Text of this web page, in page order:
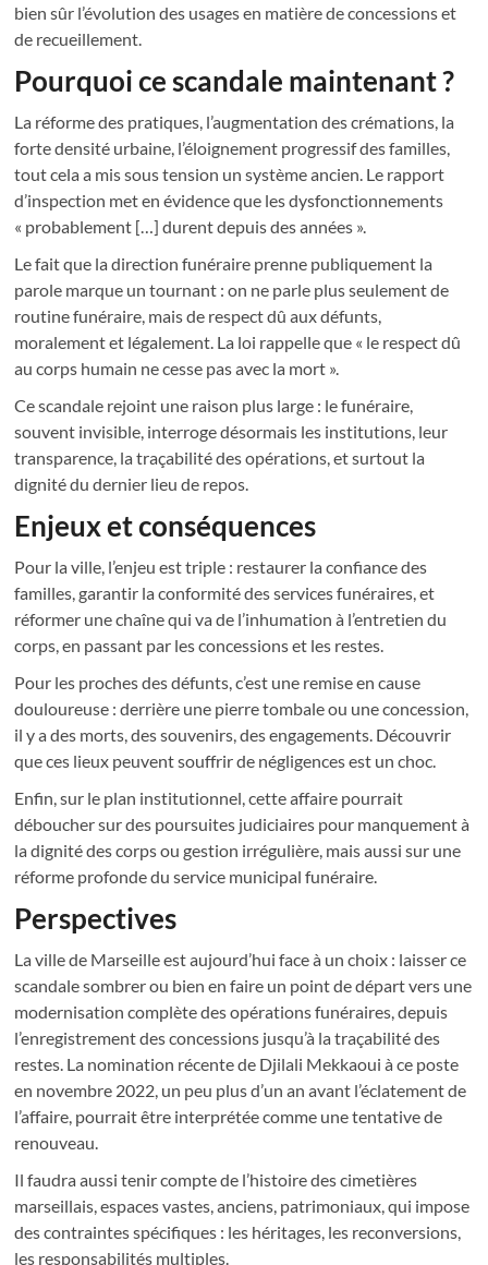
bien sûr l’évolution des usages en matière de concessions et
de recueillement.
Pourquoi ce scandale maintenant ?
La réforme des pratiques, l’augmentation des crémations, la
forte densité urbaine, l’éloignement progressif des familles,
tout cela a mis sous tension un système ancien. Le rapport
d’inspection met en évidence que les dysfonctionnements
« probablement […] durent depuis des années ».
Le fait que la direction funéraire prenne publiquement la
parole marque un tournant : on ne parle plus seulement de
routine funéraire, mais de respect dû aux défunts,
moralement et légalement. La loi rappelle que « le respect dû
au corps humain ne cesse pas avec la mort ».
Ce scandale rejoint une raison plus large : le funéraire,
souvent invisible, interroge désormais les institutions, leur
transparence, la traçabilité des opérations, et surtout la
dignité du dernier lieu de repos.
Enjeux et conséquences
Pour la ville, l’enjeu est triple : restaurer la confiance des
familles, garantir la conformité des services funéraires, et
réformer une chaîne qui va de l’inhumation à l’entretien du
corps, en passant par les concessions et les restes.
Pour les proches des défunts, c’est une remise en cause
douloureuse : derrière une pierre tombale ou une concession,
il y a des morts, des souvenirs, des engagements. Découvrir
que ces lieux peuvent souffrir de négligences est un choc.
Enfin, sur le plan institutionnel, cette affaire pourrait
déboucher sur des poursuites judiciaires pour manquement à
la dignité des corps ou gestion irrégulière, mais aussi sur une
réforme profonde du service municipal funéraire.
Perspectives
La ville de Marseille est aujourd’hui face à un choix : laisser ce
scandale sombrer ou bien en faire un point de départ vers une
modernisation complète des opérations funéraires, depuis
l’enregistrement des concessions jusqu’à la traçabilité des
restes. La nomination récente de Djilali Mekkaoui à ce poste
en novembre 2022, un peu plus d’un an avant l’éclatement de
l’affaire, pourrait être interprétée comme une tentative de
renouveau.
Il faudra aussi tenir compte de l’histoire des cimetières
marseillais, espaces vastes, anciens, patrimoniaux, qui impose
des contraintes spécifiques : les héritages, les reconversions,
les responsabilités multiples.